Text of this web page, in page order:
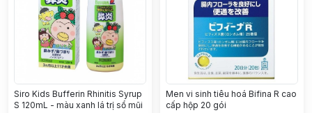
Siro Kids Bufferin Rhinitis Syrup
S 120mL - màu xanh lá trị sổ mũi
Men vi sinh tiêu hoá Bifina R cao
cấp hộp 20 gói